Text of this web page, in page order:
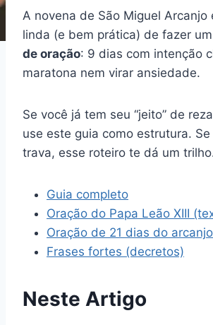
A novena de São Miguel Arcanjo
linda (e bem prática) de fazer um
de oração: 9 dias com intenção
maratona nem virar ansiedade.
Se você já tem seu “jeito” de
use este guia como estrutura.
trava, esse roteiro te dá um
Guia completo
Oração do Papa Leão XIII
Oração de 21 dias do
Frases fortes (decretos)
Neste Artigo